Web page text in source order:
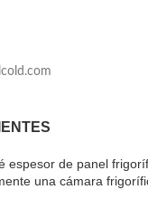
espesor de panel
una cámara